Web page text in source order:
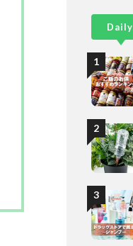
Daily